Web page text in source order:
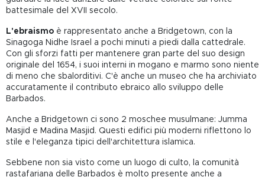
battesimale del XVII secolo.
L'ebraismo è rappresentato anche a Bridgetown, con la
Sinagoga Nidhe Israel a pochi minuti a piedi dalla cattedrale.
Con gli sforzi fatti per mantenere gran parte del suo design
originale del 1654, i suoi interni in mogano e marmo sono niente
di meno che sbalorditivi. C'è anche un museo che ha archiviato
accuratamente il contributo ebraico allo sviluppo delle
Barbados.
Anche a Bridgetown ci sono 2 moschee musulmane: Jumma
Masjid e Madina Masjid. Questi edifici più moderni riflettono lo
stile e l'eleganza tipici dell'architettura islamica.
Sebbene non sia visto come un luogo di culto, la comunità
rastafariana delle Barbados è molto presente anche a